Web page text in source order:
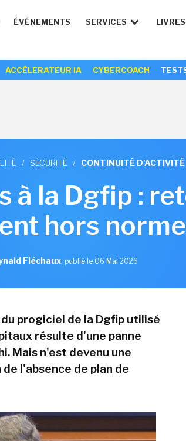
ÉVÉNEMENTS SERVICES
ACCÉLERATEUR IA CYBERCOACH
/ SÉCURITÉ / CONTINUITÉ D'ACTIVITÉ
à la Dgfip :
hors norme
Fléchaux, publié le 06 Mai 2026
progiciel de la Dgfip utilisé
résulte d'une panne
Mais n'est devenu une
l'absence de plan de